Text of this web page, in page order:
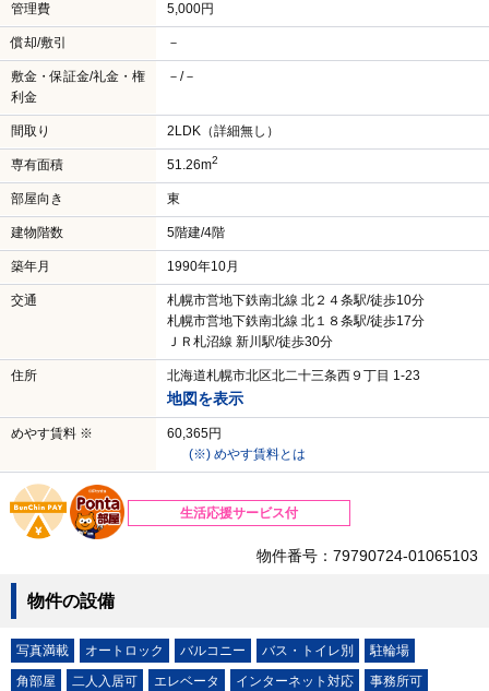
管理費 5,000円
償却/敷引 －
敷金・保証金/礼金・権
利金
－/－
間取り 2LDK（詳細無し）
専有面積 51.26m2
部屋向き 東
建物階数 5階建/4階
築年月 1990年10月
交通
札幌市営地下鉄南北線 北２４条駅/徒歩10分
札幌市営地下鉄南北線 北１８条駅/徒歩17分
ＪＲ札沼線 新川駅/徒歩30分
住所 北海道札幌市北区北二十三条西９丁目 1-23
地図を表示
めやす賃料 ※
60,365円
(※) めやす賃料とは
生活応援サービス付
物件番号：79790724-01065103
物件の設備
写真満載 オートロック バルコニー バス・トイレ別
駐輪場
角部屋
二人入居可 エレベータ インターネット対応
事務所可